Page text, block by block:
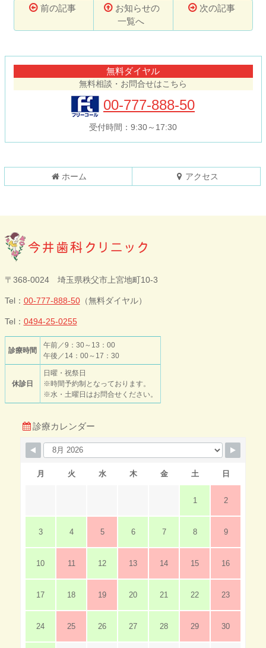
前の記事
お知らせの
一覧へ
次の記事
る
無料ダイヤル
無料相談・お問合せはこちら
00-777-888-50
受付時間：9:30～17:30
ホーム アクセス
今井歯科クリニ
ック
〒368-0024 埼玉県秩父市上宮地町10-3
Tel： 00-777-888-50（無料ダイヤル）
Tel： 0494-25-0255
診療時間
午前／9：30～13：00
午後／14：00～17：30
休診日
日曜・祝祭日
※時間予約制となっております。
※水・土曜日はお問合せください。
診療カレンダー
月 火 水 木 金 土 日
1 2
3 4 5 6 7 8 9
10 11 12 13 14 15 16
17 18 19 20 21 22 23
24 25 26 27 28 29 30